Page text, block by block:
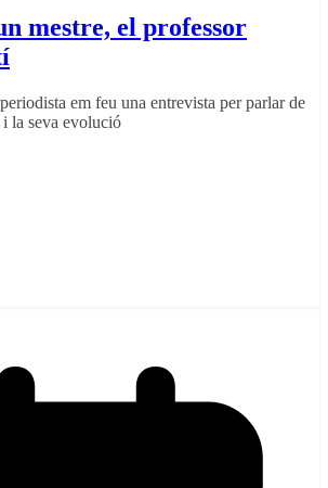
mestre, el professor
em feu una entrevista per parlar de
la seva evolució